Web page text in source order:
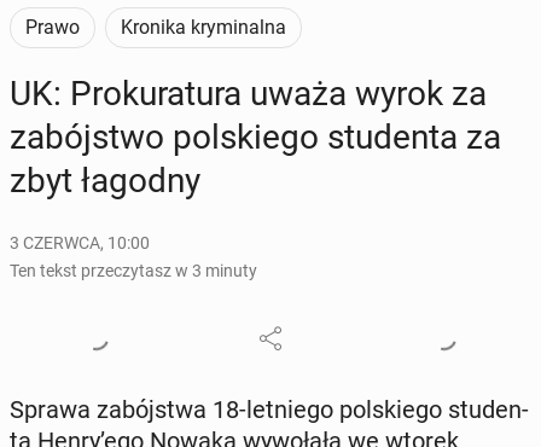
Prawo Kronika kryminalna
UK: Pro­ku­ra­tu­ra uważa wyrok za
za­bój­stwo pol­skie­go stu­den­ta za
zbyt łagodny
3 CZERWCA, 10:00
Ten tekst przeczytasz w 3 minuty
Sprawa za­bój­stwa 18-let­nie­go pol­skie­go stu­den­
ta Henry’ego Nowaka wy­wo­ła­ła we wtorek